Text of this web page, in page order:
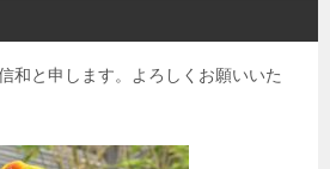
和と申します。よろしくお願いいた